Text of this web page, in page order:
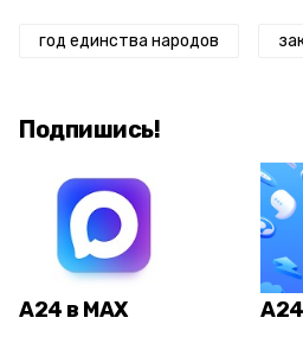
год единства народов
Подпишись!
А24 в MAX